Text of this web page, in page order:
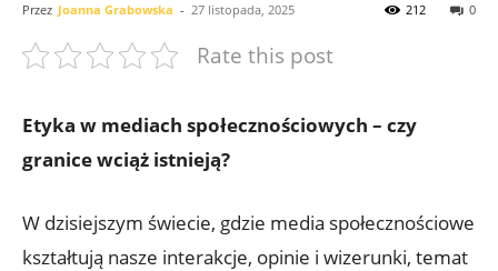
Przez Joanna Grabowska - 27 listopada, 2025 0
212
Rate this post
Etyka w mediach społecznościowych – czy
granice wciąż istnieją?
W dzisiejszym świecie, gdzie media społecznościowe
kształtują nasze interakcje, opinie i wizerunki, temat